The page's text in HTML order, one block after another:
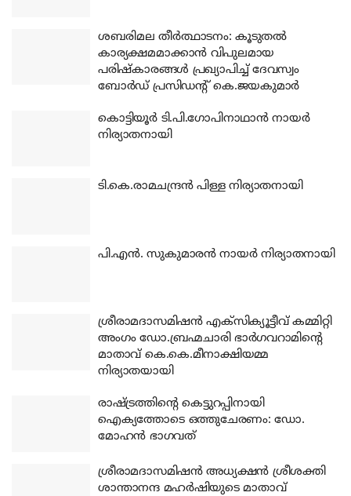
ശബരിമല തീര്‍ത്ഥാടനം: കൂടുതല്‍
കാര്യക്ഷമമാക്കാന്‍ വിപുലമായ
പരിഷ്‌കാരങ്ങള്‍ പ്രഖ്യാപിച്ച് ദേവസ്വം
ബോര്‍ഡ് പ്രസിഡന്റ് കെ.ജയകുമാര്‍
കൊട്ടിയൂര്‍ ടി.പി.ഗോപിനാഥാന്‍ നായര്‍
നിര്യാതനായി
ടി.കെ.രാമചന്ദ്രന്‍ പിള്ള നിര്യാതനായി
പി.എന്‍. സുകുമാരന്‍ നായര്‍ നിര്യാതനായി
ശ്രീരാമദാസമിഷന്‍ എക്‌സിക്യൂട്ടീവ് കമ്മിറ്റി
അംഗം ഡോ.ബ്രഹ്മചാരി ഭാര്‍ഗവറാമിന്റെ
മാതാവ് കെ.കെ.മീനാക്ഷിയമ്മ
നിര്യാതയായി
രാഷ്ട്രത്തിന്റെ കെട്ടുറപ്പിനായി
ഐക്യത്തോടെ ഒത്തുചേരണം: ഡോ.
മോഹന്‍ ഭാഗവത്
ശ്രീരാമദാസമിഷന്‍ അധ്യക്ഷന്‍ ശ്രീശക്തി
ശാന്താനന്ദ മഹര്‍ഷിയുടെ മാതാവ്